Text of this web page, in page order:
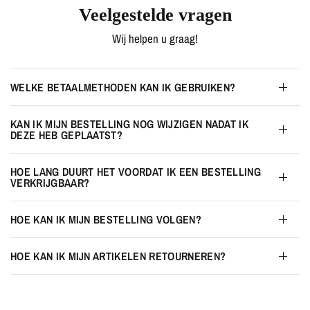
Veelgestelde vragen
Wij helpen u graag!
WELKE BETAALMETHODEN KAN IK GEBRUIKEN?
KAN IK MIJN BESTELLING NOG WIJZIGEN NADAT IK
DEZE HEB GEPLAATST?
HOE LANG DUURT HET VOORDAT IK EEN BESTELLING
VERKRIJGBAAR?
HOE KAN IK MIJN BESTELLING VOLGEN?
HOE KAN IK MIJN ARTIKELEN RETOURNEREN?